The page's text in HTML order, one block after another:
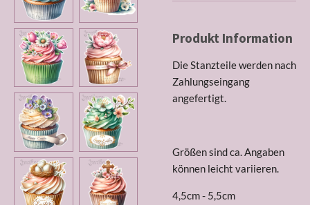
Produkt Information
Die Stanzteile werden nach
Zahlungseingang
angefertigt.
Größen sind ca. Angaben
können leicht variieren.
4,5cm - 5,5cm